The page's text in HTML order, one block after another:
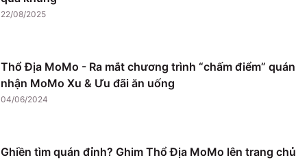
22/08/2025
Thổ Địa MoMo - Ra mắt chương trình “chấm điểm” quán
nhận MoMo Xu & Ưu đãi ăn uống
04/06/2024
Ghiền tìm quán đỉnh? Ghim Thổ Địa MoMo lên trang chủ